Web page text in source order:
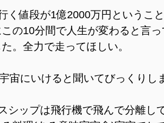
く値段が1億2000万円というこ
の10分間で人生が変わると言
。全力で走ってほしい。
宙にいけると聞いてびっくり
シップは飛行機で飛んで分離し